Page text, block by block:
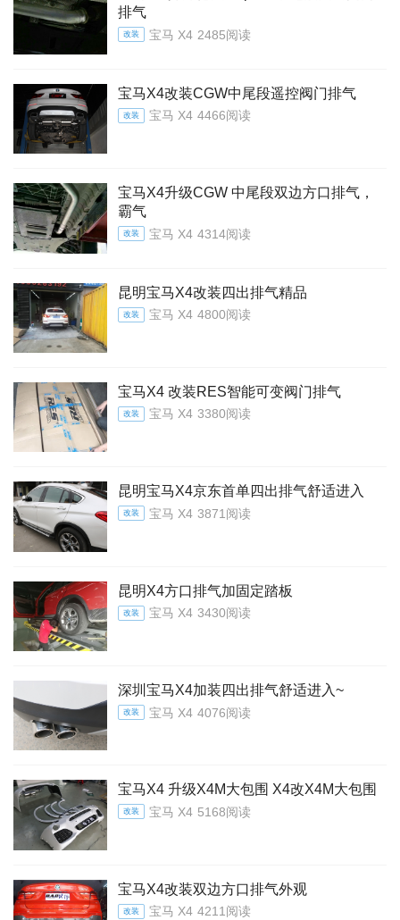
排气
改装 宝马 X4 2485阅读
宝马X4改装CGW中尾段遥控阀门排气
改装 宝马 X4 4466阅读
宝马X4升级CGW 中尾段双边方口排气，
霸气
改装 宝马 X4 4314阅读
昆明宝马X4改装四出排气精品
改装 宝马 X4 4800阅读
宝马X4 改装RES智能可变阀门排气
改装 宝马 X4 3380阅读
昆明宝马X4京东首单四出排气舒适进入
改装 宝马 X4 3871阅读
昆明X4方口排气加固定踏板
改装 宝马 X4 3430阅读
深圳宝马X4加装四出排气舒适进入~
改装 宝马 X4 4076阅读
宝马X4 升级X4M大包围 X4改X4M大包围
改装 宝马 X4 5168阅读
宝马X4改装双边方口排气外观
改装 宝马 X4 4211阅读